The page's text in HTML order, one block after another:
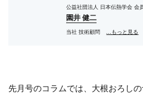
公益社団法人 日本伝熱学会 会
園井 健二
当社 技術顧問 ...もっと見る
先月号のコラムでは、大根おろし